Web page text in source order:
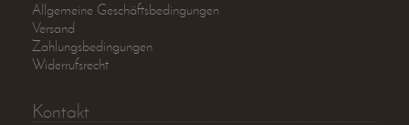
Allgemeine Geschäftsbedingungen
Versand
Zahlungsbedingungen
Widerrufsrecht
Kontakt